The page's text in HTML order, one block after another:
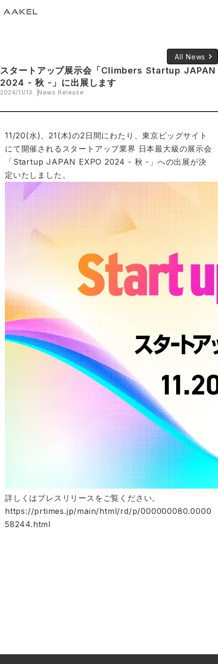
All News keyboard_arrow_right
スタートアップ展示会「Climbers Startup JAPAN
2024 - 秋 -」に出展します
2024/11/13 News Release
11/20(水)、21(木)の2日間にわたり、東京ビッグサイト
にて開催されるスタートアップ業界 日本最大級の展示会
「Startup JAPAN EXPO 2024 - 秋 -」への出展が決
定いたしました。
詳しくはプレスリリースをご覧ください。
https://prtimes.jp/main/html/rd/p/000000080.0000
58244.html